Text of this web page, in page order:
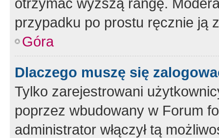
przypadku po prostu ręcznie ją
Góra
Dlaczego muszę się
Tylko zarejestrowani
poprzez wbudowany w Forum
administrator włączył tą